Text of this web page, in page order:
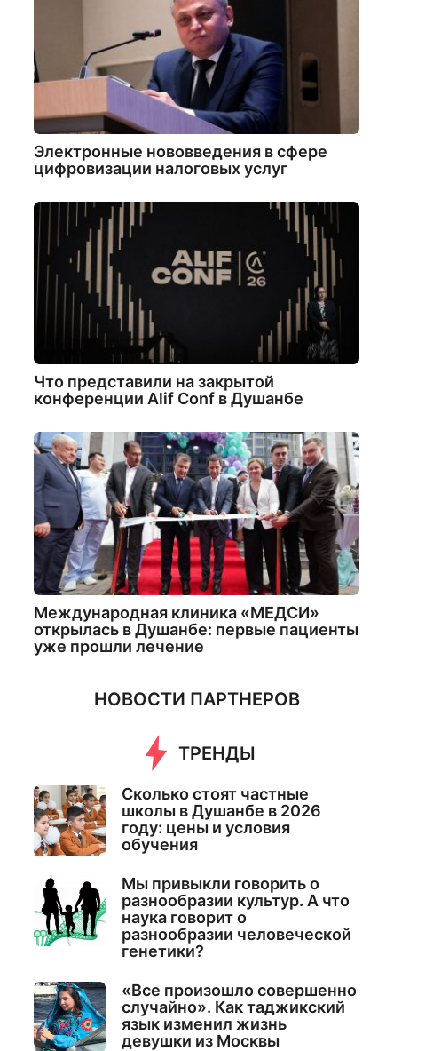
Электронные нововведения в сфере
цифровизации налоговых услуг
Что представили на закрытой
конференции Alif Conf в Душанбе
Международная клиника «МЕДСИ»
открылась в Душанбе: первые пациенты
уже прошли лечение
НОВОСТИ ПАРТНЕРОВ
ТРЕНДЫ
Сколько стоят частные
школы в Душанбе в 2026
году: цены и условия
обучения
Мы привыкли говорить о
разнообразии культур. А что
наука говорит о
разнообразии человеческой
генетики?
«Все произошло совершенно
случайно». Как таджикский
язык изменил жизнь
девушки из Москвы